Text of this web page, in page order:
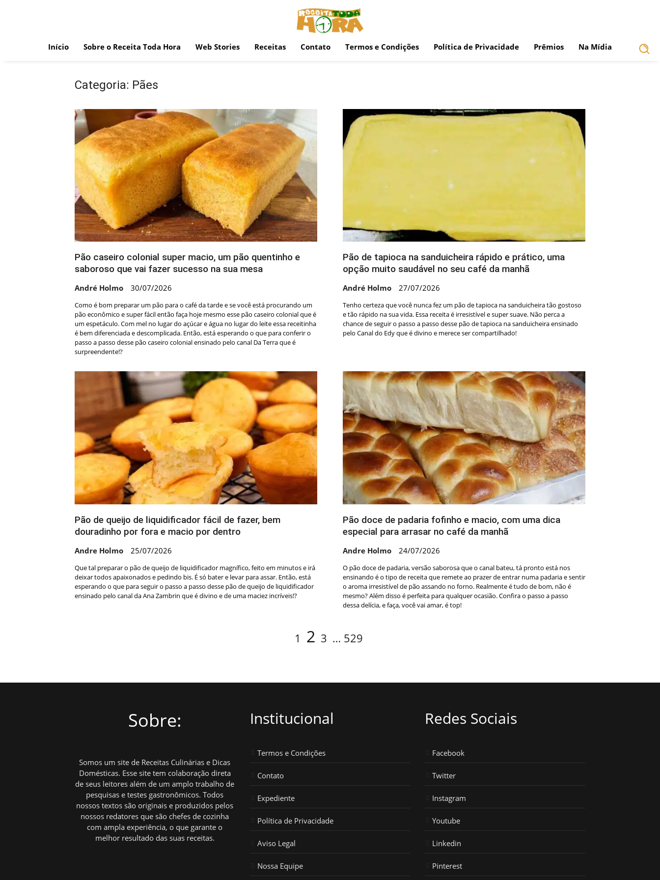
Início Sobre o Receita Toda Hora Web Stories Receitas Contato Termos e Condições Política de Privacidade Prêmios Na Mídia
Categoria: Pães
Pão caseiro colonial super macio, um pão quentinho e
saboroso que vai fazer sucesso na sua mesa
André Holmo 30/07/2026
Como é bom preparar um pão para o café da tarde e se você está procurando um
pão econômico e super fácil então faça hoje mesmo esse pão caseiro colonial que é
um espetáculo. Com mel no lugar do açúcar e água no lugar do leite essa receitinha
é bem diferenciada e descomplicada. Então, está esperando o que para conferir o
passo a passo desse pão caseiro colonial ensinado pelo canal Da Terra que é
surpreendente!?
Pão de tapioca na sanduicheira rápido e prático, uma
opção muito saudável no seu café da manhã
André Holmo 27/07/2026
Tenho certeza que você nunca fez um pão de tapioca na sanduicheira tão gostoso
e tão rápido na sua vida. Essa receita é irresistível e super suave. Não perca a
chance de seguir o passo a passo desse pão de tapioca na sanduicheira ensinado
pelo Canal do Edy que é divino e merece ser compartilhado!
Pão de queijo de liquidificador fácil de fazer, bem
douradinho por fora e macio por dentro
Andre Holmo 25/07/2026
Que tal preparar o pão de queijo de liquidificador magnífico, feito em minutos e irá
deixar todos apaixonados e pedindo bis. É só bater e levar para assar. Então, está
esperando o que para seguir o passo a passo desse pão de queijo de liquidificador
ensinado pelo canal da Ana Zambrin que é divino e de uma maciez incríveis!?
Pão doce de padaria fofinho e macio, com uma dica
especial para arrasar no café da manhã
Andre Holmo 24/07/2026
O pão doce de padaria, versão saborosa que o canal bateu, tá pronto está nos
ensinando é o tipo de receita que remete ao prazer de entrar numa padaria e sentir
o aroma irresistível de pão assando no forno. Realmente é tudo de bom, não é
mesmo? Além disso é perfeita para qualquer ocasião. Confira o passo a passo
dessa delícia, e faça, você vai amar, é top!
Page
1 Page
2 Page
3 … Page
529
Sobre:
Somos um site de Receitas Culinárias e Dicas
Domésticas. Esse site tem colaboração direta
de seus leitores além de um amplo trabalho de
pesquisas e testes gastronômicos. Todos
nossos textos são originais e produzidos pelos
nossos redatores que são chefes de cozinha
com ampla experiência, o que garante o
melhor resultado das suas receitas.
Institucional
Termos e Condições
Contato
Expediente
Política de Privacidade
Aviso Legal
Nossa Equipe
Redes Sociais
Facebook
Twitter
Instagram
Youtube
Linkedin
Pinterest